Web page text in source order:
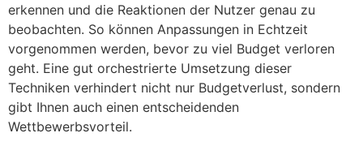
erkennen und die Reaktionen der Nutzer genau zu
beobachten. So können Anpassungen in Echtzeit
vorgenommen werden, bevor zu viel Budget verloren
geht. Eine gut orchestrierte Umsetzung dieser
Techniken verhindert nicht nur Budgetverlust, sondern
gibt Ihnen auch einen entscheidenden
Wettbewerbsvorteil.